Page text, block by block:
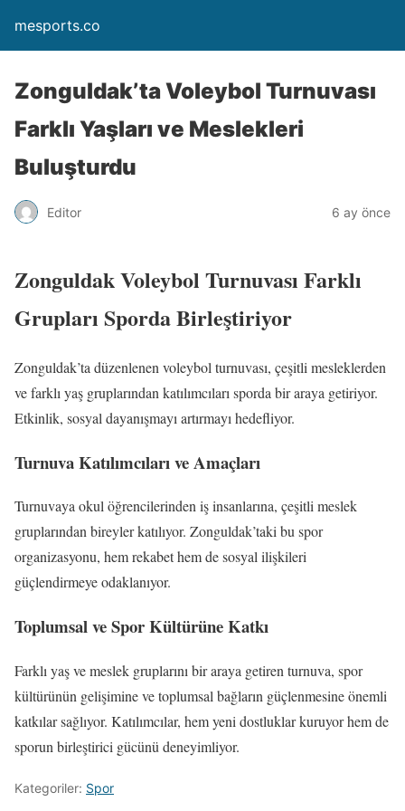
mesports.co
Zonguldak’ta Voleybol Turnuvası
Farklı Yaşları ve Meslekleri
Buluşturdu
Editor 6 ay önce
Zonguldak Voleybol Turnuvası Farklı
Grupları Sporda Birleştiriyor
Zonguldak’ta düzenlenen voleybol turnuvası, çeşitli mesleklerden
ve farklı yaş gruplarından katılımcıları sporda bir araya getiriyor.
Etkinlik, sosyal dayanışmayı artırmayı hedefliyor.
Turnuva Katılımcıları ve Amaçları
Turnuvaya okul öğrencilerinden iş insanlarına, çeşitli meslek
gruplarından bireyler katılıyor. Zonguldak’taki bu spor
organizasyonu, hem rekabet hem de sosyal ilişkileri
güçlendirmeye odaklanıyor.
Toplumsal ve Spor Kültürüne Katkı
Farklı yaş ve meslek gruplarını bir araya getiren turnuva, spor
kültürünün gelişimine ve toplumsal bağların güçlenmesine önemli
katkılar sağlıyor. Katılımcılar, hem yeni dostluklar kuruyor hem de
sporun birleştirici gücünü deneyimliyor.
Kategoriler: Spor